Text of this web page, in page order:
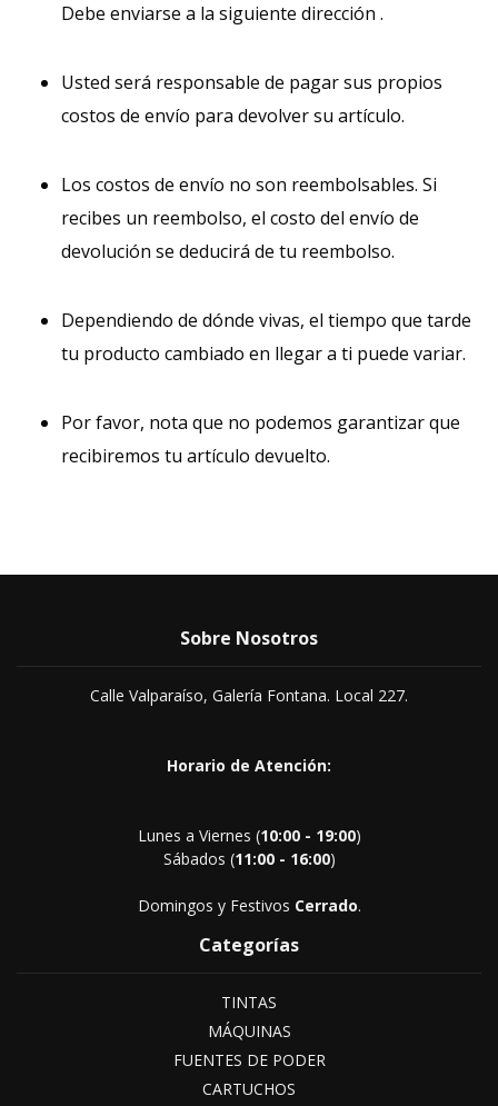
Debe enviarse a la siguiente dirección .
Usted será responsable de pagar sus propios
costos de envío para devolver su artículo.
Los costos de envío no son reembolsables. Si
recibes un reembolso, el costo del envío de
devolución se deducirá de tu reembolso.
Dependiendo de dónde vivas, el tiempo que tarde
tu producto cambiado en llegar a ti puede variar.
Por favor, nota que no podemos garantizar que
recibiremos tu artículo devuelto.
Sobre Nosotros
Calle Valparaíso, Galería Fontana. Local 227.
Horario de Atención:
Lunes a Viernes (10:00 - 19:00)
Sábados (11:00 - 16:00)
Domingos y Festivos Cerrado.
Categorías
TINTAS
MÁQUINAS
FUENTES DE PODER
CARTUCHOS